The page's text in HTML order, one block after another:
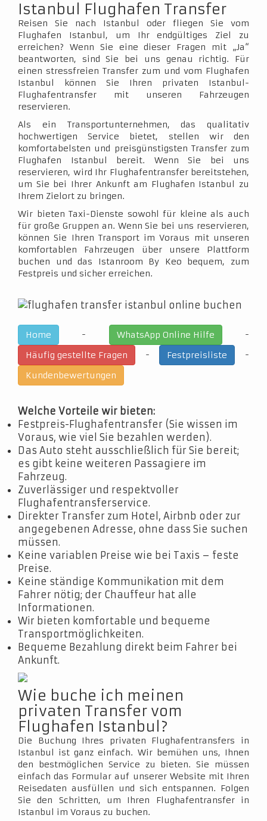
Istanbul Flughafen Transfer
Reisen Sie nach Istanbul oder fliegen Sie vom
Flughafen Istanbul, um Ihr endgültiges Ziel zu
erreichen? Wenn Sie eine dieser Fragen mit „Ja“
beantworten, sind Sie bei uns genau richtig. Für
einen stressfreien Transfer zum und vom Flughafen
Istanbul können Sie Ihren privaten Istanbul-
Flughafentransfer mit unseren Fahrzeugen
reservieren.
Als ein Transportunternehmen, das qualitativ
hochwertigen Service bietet, stellen wir den
komfortabelsten und preisgünstigsten Transfer zum
Flughafen Istanbul bereit. Wenn Sie bei uns
reservieren, wird Ihr Flughafentransfer bereitstehen,
um Sie bei Ihrer Ankunft am Flughafen Istanbul zu
Ihrem Zielort zu bringen.
Wir bieten Taxi-Dienste sowohl für kleine als auch
für große Gruppen an. Wenn Sie bei uns reservieren,
können Sie Ihren Transport im Voraus mit unseren
komfortablen Fahrzeugen über unsere Plattform
buchen und das Istanroom By Keo bequem, zum
Festpreis und sicher erreichen.
Home - WhatsApp Online Hilfe
-
Häufig gestellte Fragen
- Festpreisliste
-
Kundenbewertungen
Welche Vorteile wir bieten:
Festpreis-Flughafentransfer (Sie wissen im
Voraus, wie viel Sie bezahlen werden).
Das Auto steht ausschließlich für Sie bereit;
es gibt keine weiteren Passagiere im
Fahrzeug.
Zuverlässiger und respektvoller
Flughafentransferservice.
Direkter Transfer zum Hotel, Airbnb oder zur
angegebenen Adresse, ohne dass Sie suchen
müssen.
Keine variablen Preise wie bei Taxis – feste
Preise.
Keine ständige Kommunikation mit dem
Fahrer nötig; der Chauffeur hat alle
Informationen.
Wir bieten komfortable und bequeme
Transportmöglichkeiten.
Bequeme Bezahlung direkt beim Fahrer bei
Ankunft.
Wie buche ich meinen
privaten Transfer vom
Flughafen Istanbul?
Die Buchung Ihres privaten Flughafentransfers in
Istanbul ist ganz einfach. Wir bemühen uns, Ihnen
den bestmöglichen Service zu bieten. Sie müssen
einfach das Formular auf unserer Website mit Ihren
Reisedaten ausfüllen und sich entspannen. Folgen
Sie den Schritten, um Ihren Flughafentransfer in
Istanbul im Voraus zu buchen.